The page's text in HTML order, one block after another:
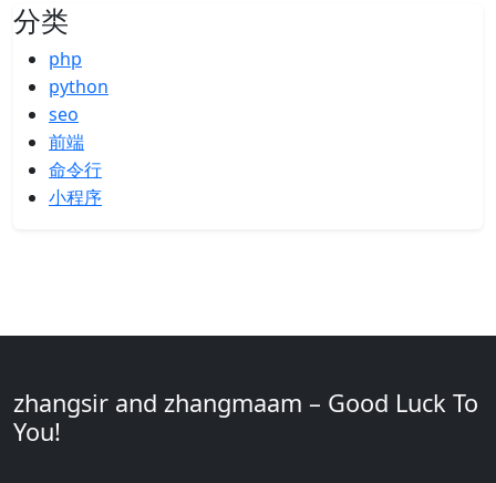
分类
php
python
seo
前端
命令行
小程序
zhangsir and zhangmaam – Good Luck To
You!